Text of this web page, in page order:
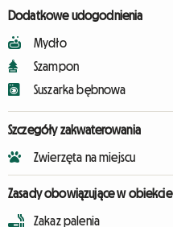
Dodatkowe udogodnienia
Mydło
Szampon
Suszarka bębnowa
Szczegóły zakwaterowania
Zwierzęta na miejscu
Zasady obowiązujące w obiekcie
Zakaz palenia